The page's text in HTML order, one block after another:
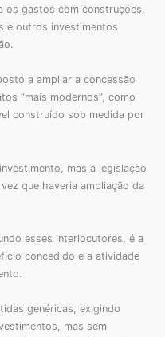
os gastos com construções,
e outros investimentos
a ampliar a concessão
“mais modernos”, como
construído sob medida por
mas a legislação
que haveria ampliação da
esses interlocutores, é a
concedido e a atividade
genéricas, exigindo
mas sem